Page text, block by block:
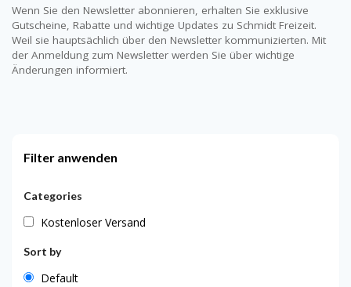
Wenn Sie den Newsletter abonnieren, erhalten Sie exklusive
Gutscheine, Rabatte und wichtige Updates zu Schmidt Freizeit.
Weil sie hauptsächlich über den Newsletter kommunizierten. Mit
der Anmeldung zum Newsletter werden Sie über wichtige
Änderungen informiert.
Filter anwenden
Categories
Kostenloser Versand
Sort by
Default